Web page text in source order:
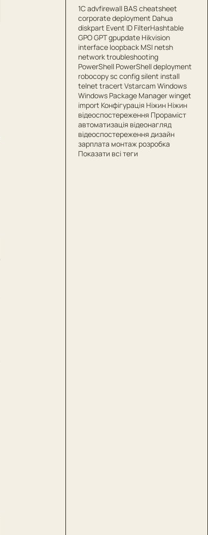
1Сadvfirewall BAS cheatsheet
corporate deployment Dahua
diskpart Event ID FilterHashtable
GPOGPTgpupdate Hikvision
interface loopback MSI netsh
network troubleshooting
PowerShell PowerShell deployment
robocopysc configsilent install
telnet tracert Vstarcam Windows
Windows Package Managerwinget
import Конфігурація Ніжин Ніжин
відеоспостереження Прораміст
автоматизація відеонагляд
відеоспостереження дизайн
зарплата монтаж розробка
Показати всі теги